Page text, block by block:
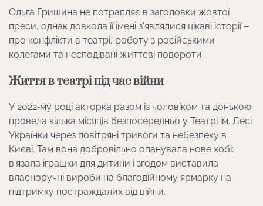
Ольга Гришина не потрапляє в заголовки жовтої
преси, однак довкола її імені з’являлися цікаві історії –
про конфлікти в театрі, роботу з російськими
колегами та несподівані життєві повороти.
Життя в театрі під час війни
У 2022‑му році акторка разом із чоловіком та донькою
провела кілька місяців безпосередньо у Театрі ім. Лесі
Українки через повітряні тривоги та небезпеку в
Києві. Там вона добровільно опанувала нове хобі:
в’язала іграшки для дитини і згодом виставила
власноручні вироби на благодійному ярмарку на
підтримку постраждалих від війни.